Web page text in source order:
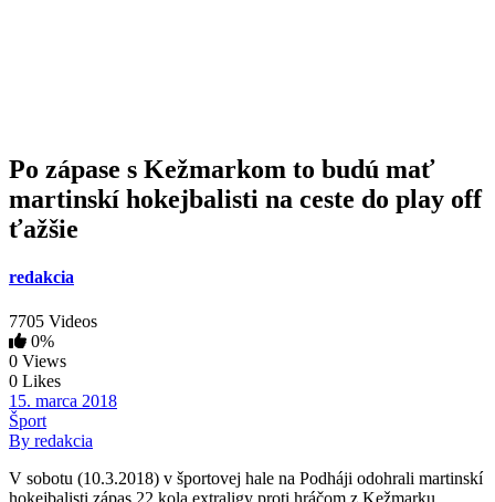
Po zápase s Kežmarkom to budú mať
martinskí hokejbalisti na ceste do play off
ťažšie
redakcia
7705 Videos
0%
0 Views
0 Likes
15. marca 2018
Šport
By redakcia
V sobotu (10.3.2018) v športovej hale na Podháji odohrali martinskí
hokejbalisti zápas 22.kola extraligy proti hráčom z Kežmarku.